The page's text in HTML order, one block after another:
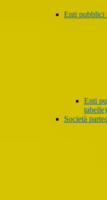
Enti pubblici
Enti
tabelle)
Società